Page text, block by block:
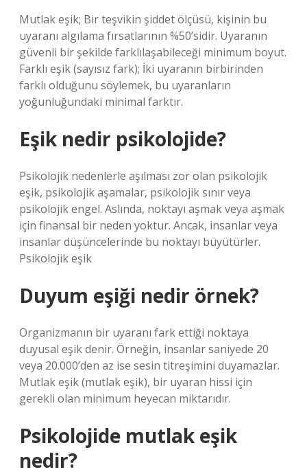
Mutlak eşik; Bir teşvikin şiddet ölçüsü, kişinin bu
uyaranı algılama fırsatlarının %50’sidir. Uyaranın
güvenli bir şekilde farklılaşabileceği minimum boyut.
Farklı eşik (sayısız fark); İki uyaranın birbirinden
farklı olduğunu söylemek, bu uyaranların
yoğunluğundaki minimal farktır.
Eşik nedir psikolojide?
Psikolojik nedenlerle aşılması zor olan psikolojik
eşik, psikolojik aşamalar, psikolojik sınır veya
psikolojik engel. Aslında, noktayı aşmak veya aşmak
için finansal bir neden yoktur. Ancak, insanlar veya
insanlar düşüncelerinde bu noktayı büyütürler.
Psikolojik eşik
Duyum eşiği nedir örnek?
Organizmanın bir uyaranı fark ettiği noktaya
duyusal eşik denir. Örneğin, insanlar saniyede 20
veya 20.000’den az ise sesin titreşimini duyamazlar.
Mutlak eşik (mutlak eşik), bir uyaran hissi için
gerekli olan minimum heyecan miktarıdır.
Psikolojide mutlak eşik
nedir?